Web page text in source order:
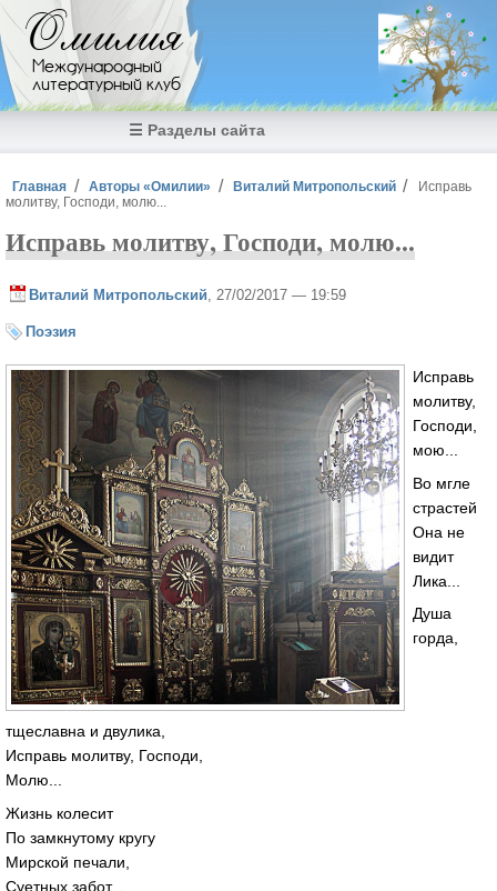
Перейти к основному содержанию
Омилия
Международный
литературный клуб
☰ Разделы сайта
Вы здесь
Главная Авторы «Омилии» Виталий Митропольский
Исправь
молитву, Господи, молю...
Исправь молитву, Господи, молю...
Виталий Митропольский , 27/02/2017 — 19:59
Поэзия
Исправь
молитву,
Господи,
мою...
Во мгле
страстей
Она не
видит
Лика...
Душа
горда,
тщеславна и двулика,
Исправь молитву, Господи,
Молю...
Жизнь колесит
По замкнутому кругу
Мирской печали,
Суетных забот...